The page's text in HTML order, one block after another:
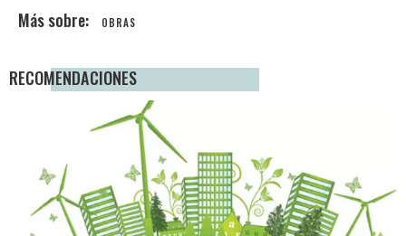
OBRAS
RECOMENDACIONES